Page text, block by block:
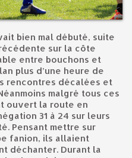
sur la côte
entre bouchons et
plus d’une heure de
rencontres décalées et
malgré tous ces
ouvert la route en
31 à 24 sur leurs
Pensant mettre sur
fanion, ils allaient
déchanter. Durant la